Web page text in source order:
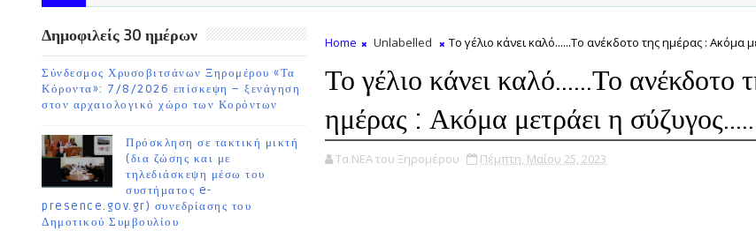
Δημοφιλείς 30 ημέρων
Σύνδεσμος Χρυσοβιτσάνων Ξηρομέρου «Τα
Κόροντα»: 7/8/2026 επίσκεψη – ξενάγηση
στον αρχαιολογικό χώρο των Κορόντων
Πρόσκληση σε τακτική μικτή
(δια ζώσης και με
τηλεδιάσκεψη μέσω του
συστήματος e-
presence.gov.gr) συνεδρίασης του
Δημοτικού Συμβουλίου
Home Unlabelled Το γέλιο κάνει καλό......Το ανέκδοτο της ημέρας : Ακόμα
Το γέλιο κάνει καλό......Το ανέκδοτο
ημέρας : Ακόμα μετράει η σύζυγος.....
Τα ΝΕΑ του Ξηρομέρου Πέμπτη, Μαΐου 25, 2023